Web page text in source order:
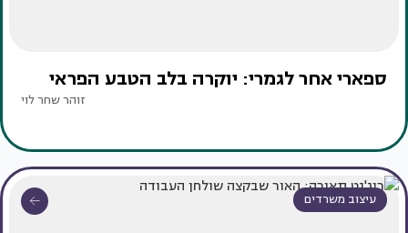
ספארי אחר לגמרי: יוקרה בלב הטבע הפראי
זוהר שחר לוי
עיצוב משרדים